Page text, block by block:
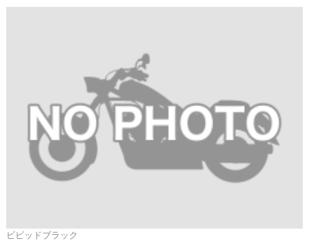
ビビッドブラック